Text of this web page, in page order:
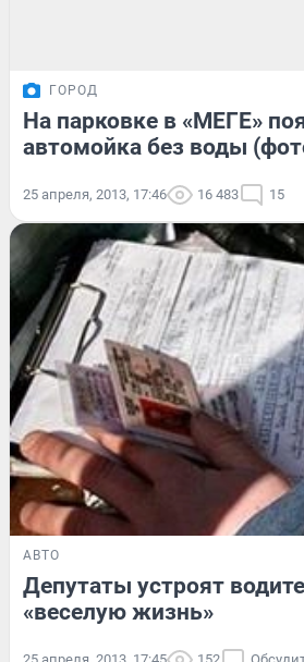
ГОРОД
На парковке в «МЕГЕ»
автомойка без воды
25 апреля, 2013, 17:46 16 483 15
АВТО
Депутаты устроят
«веселую жизнь»